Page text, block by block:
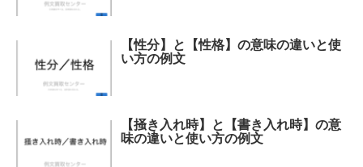
【性分】と【性格】の意味の違いと使
い方の例文
【掻き入れ時】と【書き入れ時】の意
味の違いと使い方の例文